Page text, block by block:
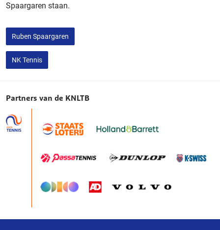
Spaargaren staan.
Ruben Spaargaren
NK Tennis
Partners van de KNLTB